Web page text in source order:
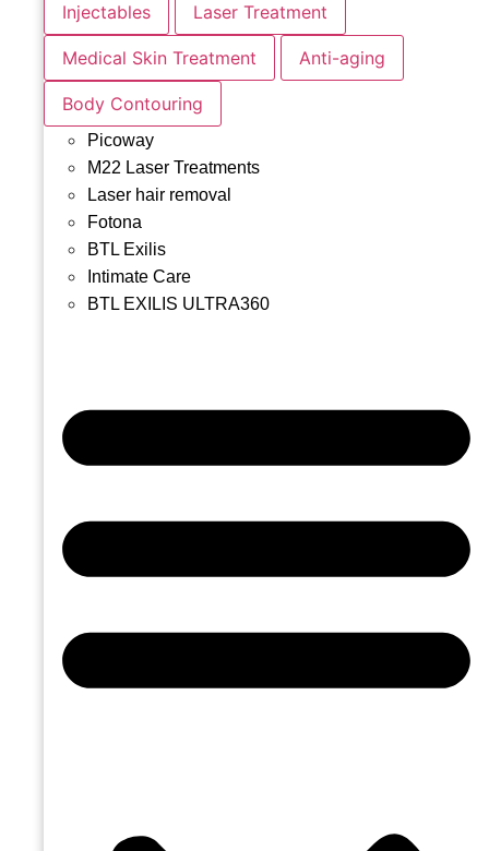
Injectables Laser Treatment
Medical Skin Treatment Anti-aging
Body Contouring
Picoway
M22 Laser Treatments
Laser hair removal
Fotona
BTL Exilis
Intimate Care
BTL EXILIS ULTRA360